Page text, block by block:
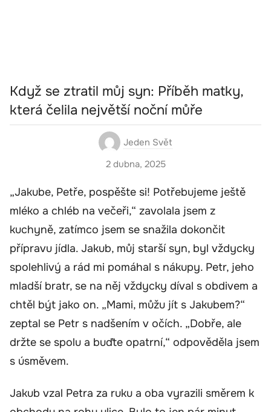
Když se ztratil můj syn: Příběh matky,
která čelila největší noční můře
Jeden Svět
2 dubna, 2025
„Jakube, Petře, pospěšte si! Potřebujeme ještě
mléko a chléb na večeři,“ zavolala jsem z
kuchyně, zatímco jsem se snažila dokončit
přípravu jídla. Jakub, můj starší syn, byl vždycky
spolehlivý a rád mi pomáhal s nákupy. Petr, jeho
mladší bratr, se na něj vždycky díval s obdivem a
chtěl být jako on. „Mami, můžu jít s Jakubem?“
zeptal se Petr s nadšením v očích. „Dobře, ale
držte se spolu a buďte opatrní,“ odpověděla jsem
s úsměvem.
Jakub vzal Petra za ruku a oba vyrazili směrem k